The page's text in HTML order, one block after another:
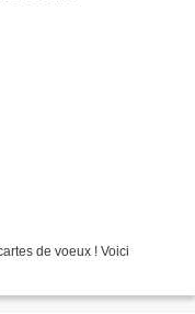
de voeux ! Voici